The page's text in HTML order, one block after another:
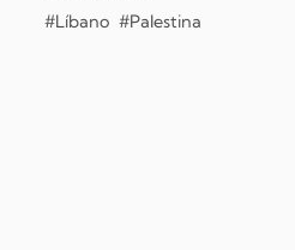
#Líbano #Palestina